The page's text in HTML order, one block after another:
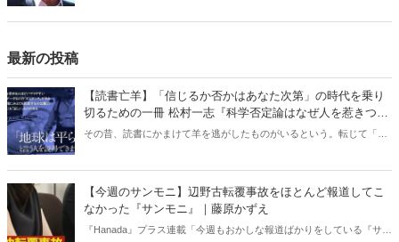
最新の投稿
【読書亡羊】「信じるか否かはあなた次第」の時代を乗り
切るための一冊 松村一志『科学否定論はなぜ人を惹きつけ
るのか』（ちくま新書）｜梶原麻衣子
その昔、読書にかまけて羊を逃がしたものがいるという。転じて「読
ある。元月刊『Hanada』編集部員のライター・梶原がお送りする時事
【今週のサンモニ】辺野古転覆事故をほとんど報道してこ
なかった『サンモニ』｜藤原かずえ
『Hanada』プラス連載「今週もおかしな報道ばかりをしている『サン